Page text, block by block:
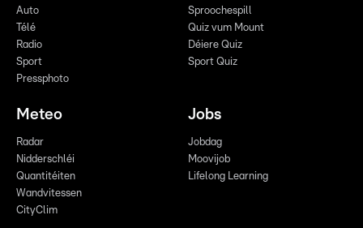
Auto
Télé
Radio
Sport
Pressphoto
Sproochespill
Quiz vum Mount
Déiere Quiz
Sport Quiz
Meteo
Radar
Nidderschléi
Quantitéiten
Wandvitessen
CityClim
Jobs
Jobdag
Moovijob
Lifelong Learning